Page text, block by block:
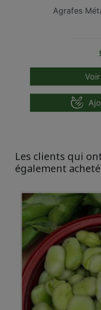
Agrafes
Les clients qui
également